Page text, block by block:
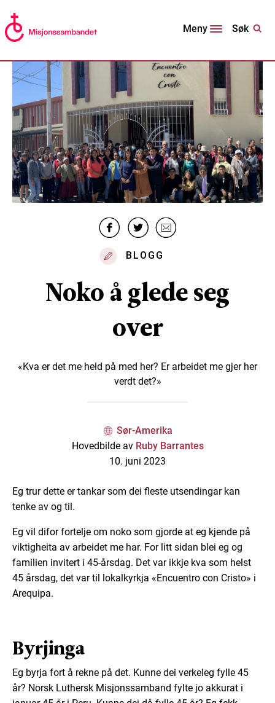
Meny Søk
BLOGG
Noko å glede seg
over
«Kva er det me held på med her? Er arbeidet me gjer her
verdt det?»
Sør-Amerika
Hovedbilde av Ruby Barrantes
10. juni 2023
Eg trur dette er tankar som dei fleste utsendingar kan
tenke av og til.
Eg vil difor fortelje om noko som gjorde at eg kjende på
viktigheita av arbeidet me har. For litt sidan blei eg og
familien invitert i 45-årsdag. Det var ikkje kva som helst
45 årsdag, det var til lokalkyrkja «Encuentro con Cristo» i
Arequipa.
Byrjinga
Eg byrja fort å rekne på det. Kunne dei verkeleg fylle 45
år? Norsk Luthersk Misjonssamband fylte jo akkurat i